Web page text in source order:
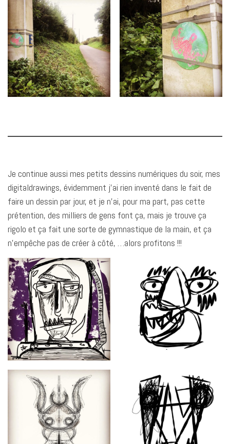
Je continue aussi mes petits dessins numériques du soir, mes
digitaldrawings, évidemment j’ai rien inventé dans le fait de
faire un dessin par jour, et je n’ai, pour ma part, pas cette
prétention, des milliers de gens font ça, mais je trouve ça
rigolo et ça fait une sorte de gymnastique de la main, et ça
n’empêche pas de créer à côté, …alors profitons !!!